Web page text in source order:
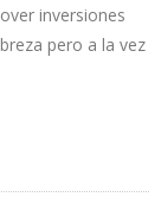
inversiones
pero a la vez